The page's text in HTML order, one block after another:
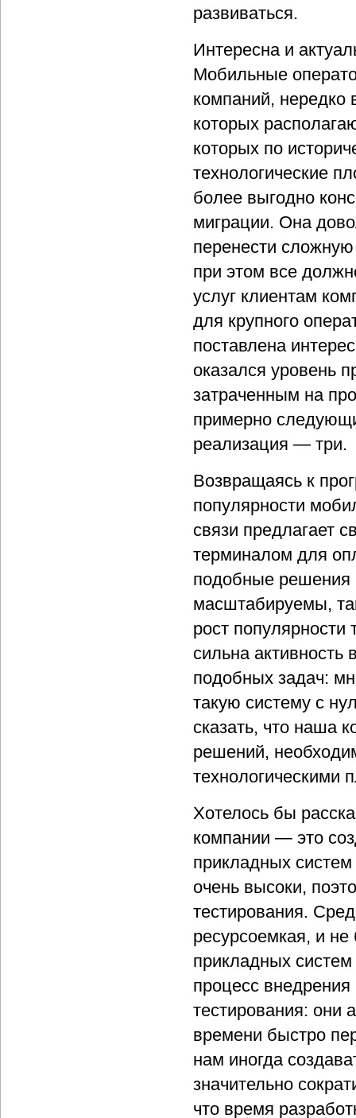
развиваться.
Интересна и
Мобильные
компаний, нередко
которых
которых по
технологические
более выгодно
миграции. Она
перенести
при этом все
услуг клиентам
для крупного
поставлена
оказался уровень
затраченным на
примерно
реализация — три.
Возвращаясь к
популярности
связи предлагает
терминалом для
подобные решения
масштабируемы,
рост популярности
сильна
подобных задач:
такую систему с
сказать, что наша
решений,
технологическими
Хотелось бы
компании — это
прикладных
очень высоки,
тестирования.
ресурсоемкая, и не
прикладных систем
процесс внедрения
тестирования: они
времени быстро
нам иногда
значительно
что время